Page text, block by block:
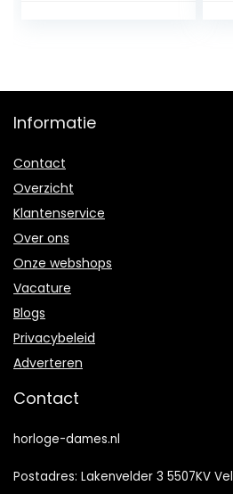
Informatie
Contact
Overzicht
Klantenservice
Over ons
Onze webshops
Vacature
Blogs
Privacybeleid
Adverteren
Contact
horloge-dames.nl
Postadres: Lakenvelder 3 5507KV